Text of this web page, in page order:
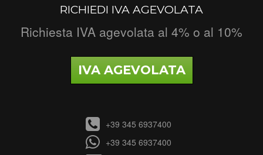
RICHIEDI IVA AGEVOLATA
Richiesta IVA agevolata al 4% o al 10%
IVA AGEVOLATA
+39 345 6937400
+39 345 6937400